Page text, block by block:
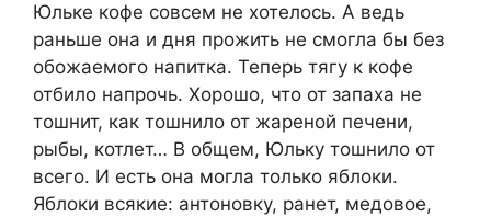
Юльке кофе совсем не хотелось. А ведь
раньше она и дня прожить не смогла бы без
обожаемого напитка. Теперь тягу к кофе
отбило напрочь. Хорошо, что от запаха не
тошнит, как тошнило от жареной печени,
рыбы, котлет… В общем, Юльку тошнило от
всего. И есть она могла только яблоки.
Яблоки всякие: антоновку, ранет, медовое,